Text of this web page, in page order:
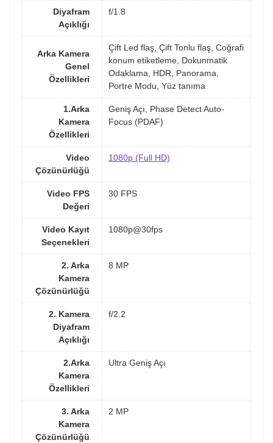
Diyafram
Açıklığı
f/1.8
Arka Kamera
Genel
Özellikleri
Çift Led flaş, Çift Tonlu flaş, Coğrafi
konum etiketleme, Dokunmatik
Odaklama, HDR, Panorama,
Portre Modu, Yüz tanıma
1.Arka
Kamera
Özellikleri
Geniş Açı, Phase Detect Auto-
Focus (PDAF)
Video
Çözünürlüğü
1080p (Full HD)
Video FPS
Değeri
30 FPS
Video Kayıt
Seçenekleri
1080p@30fps
2. Arka
Kamera
Çözünürlüğü
8 MP
2. Kamera
Diyafram
Açıklığı
f/2.2
2.Arka
Kamera
Özellikleri
Ultra Geniş Açı
3. Arka
Kamera
Çözünürlüğü
2 MP